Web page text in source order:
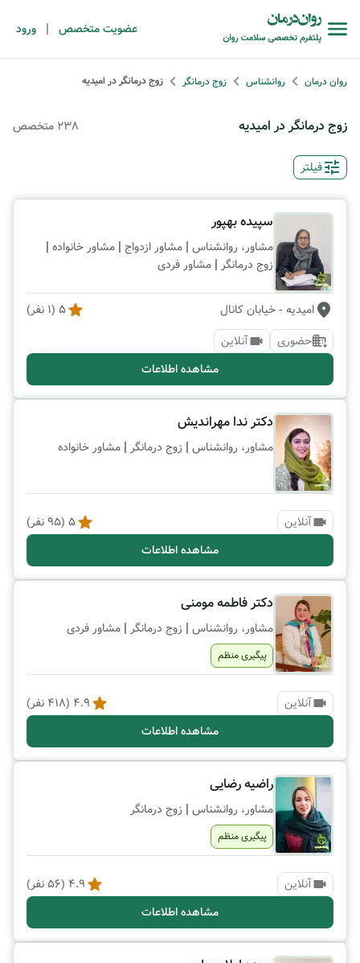
عضویت متخصص | ورود
روان درمان روانشناس زوج درمانگر زوج درمانگر در امیدیه
زوج درمانگر در امیدیه 238 متخصص
فیلتر
سپیده بهپور
مشاور، روانشناس | مشاور ازدواج | مشاور خانواده |
زوج درمانگر | مشاور فردی
امیدیه - خیابان کانال 5
(
1 نفر)
حضوری
آنلاین
مشاهده اطلاعات
دکتر ندا مهراندیش
مشاور، روانشناس | زوج درمانگر | مشاور خانواده
آنلاین 5
(
95نفر)
مشاهده اطلاعات
دکتر فاطمه مومنی
مشاور، روانشناس | زوج درمانگر | مشاور فردی
پیگیری منظم
آنلاین 4.9
(
418 نفر)
مشاهده اطلاعات
راضیه رضایی
مشاور، روانشناس | زوج درمانگر
پیگیری منظم
آنلاین 4.9
(
56نفر)
مشاهده اطلاعات